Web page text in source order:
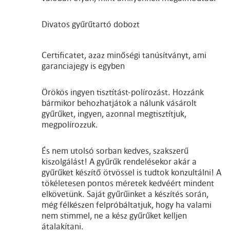
Divatos gyűrűtartó dobozt
Certificatet, azaz minőségi tanúsítványt, ami
garanciajegy is egyben
Örökös ingyen tisztítást-polírozást. Hozzánk
bármikor behozhatjátok a nálunk vásárolt
gyűrűket, ingyen, azonnal megtisztítjuk,
megpolírozzuk.
És nem utolsó sorban kedves, szakszerű
kiszolgálást! A gyűrűk rendelésekor akár a
gyűrűket készítő ötvössel is tudtok konzultálni! A
tökéletesen pontos méretek kedvéért mindent
elkövetünk. Saját gyűrűinket a készítés során,
még félkészen felpróbáltatjuk, hogy ha valami
nem stimmel, ne a kész gyűrűket kelljen
átalakítani.